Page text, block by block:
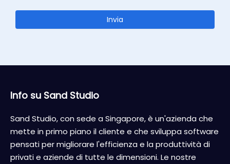
Invia
Info su Sand Studio
Sand Studio, con sede a Singapore, è un'azienda che
mette in primo piano il cliente e che sviluppa software
pensati per migliorare l'efficienza e la produttività di
privati e aziende di tutte le dimensioni. Le nostre